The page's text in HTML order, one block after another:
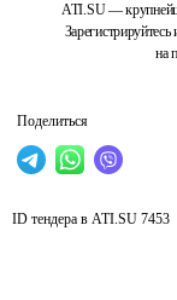
ATI.SU —
на
Поделиться
ID тендера в ATI.SU 7453